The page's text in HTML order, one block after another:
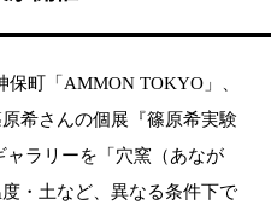
町「AMMON TOKYO」、
希さんの個展『篠原希実験
ラリーを「穴窯（あなが
・土など、異なる条件下で